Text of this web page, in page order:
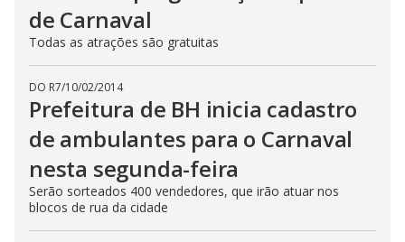
de Carnaval
Todas as atrações são gratuitas
DO R7/10/02/2014
Prefeitura de BH inicia cadastro
de ambulantes para o Carnaval
nesta segunda-feira
Serão sorteados 400 vendedores, que irão atuar nos
blocos de rua da cidade